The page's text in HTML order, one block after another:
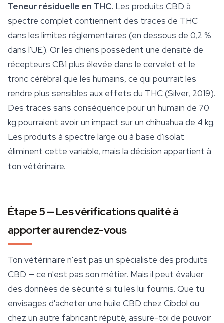
Teneur résiduelle en THC. Les produits CBD à
spectre complet contiennent des traces de THC
dans les limites réglementaires (en dessous de 0,2 %
dans l'UE). Or les chiens possèdent une densité de
récepteurs CB1 plus élevée dans le cervelet et le
tronc cérébral que les humains, ce qui pourrait les
rendre plus sensibles aux effets du THC (Silver, 2019).
Des traces sans conséquence pour un humain de 70
kg pourraient avoir un impact sur un chihuahua de 4 kg.
Les produits à spectre large ou à base d'isolat
éliminent cette variable, mais la décision appartient à
ton vétérinaire.
Étape 5 — Les vérifications qualité à
apporter au rendez-vous
Ton vétérinaire n'est pas un spécialiste des produits
CBD — ce n'est pas son métier. Mais il peut évaluer
des données de sécurité si tu les lui fournis. Que tu
envisages d'acheter une huile CBD chez Cibdol ou
chez un autre fabricant réputé, assure-toi de pouvoir